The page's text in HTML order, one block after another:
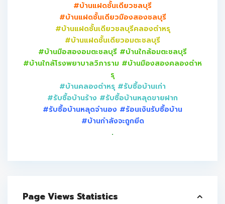
#บ้านแฝดชั้นเดียวชลบุรี
#บ้านแฝดชั้นเดียวมืองสองชลบุรี
#บ้านแฝดชั้นเดียวชลบุรีคลองตำหรุ
#บ้านแฝดชั้นเดียวอมตะชลบุรี
#บ้านมือสองอมตะชลบุรี #บ้านใกล้อมตะชลบุรี
#บ้านใกล้โรงพยาบาลวิภาราม #บ้านมืองสองคลองตำห
รุ
#บ้านคลองตำหรุ #รับซื้อบ้านเก่า
#รับซื้อบ้านร้าง #รับซื้อบ้านหลุดขายฝาก
#รับซื้อบ้านหลุดจำนอง #ร้อนเงินรับซื้อบ้าน
#บ้านกำลังจะถูกยึด
.
Page Views Statistics